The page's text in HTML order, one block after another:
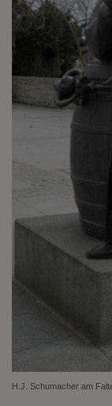
H.J. Schumacher am